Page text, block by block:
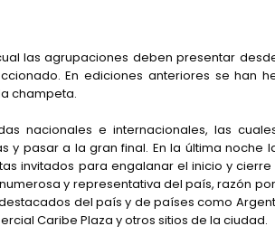
las agrupaciones deben presentar
En ediciones anteriores se han
champeta.
nacionales e internacionales, las
y pasar a la gran final. En la última noche
invitados para engalanar el inicio y cierre
y representativa del país, razón
del país y de países como
Caribe Plaza y otros sitios de la ciudad.